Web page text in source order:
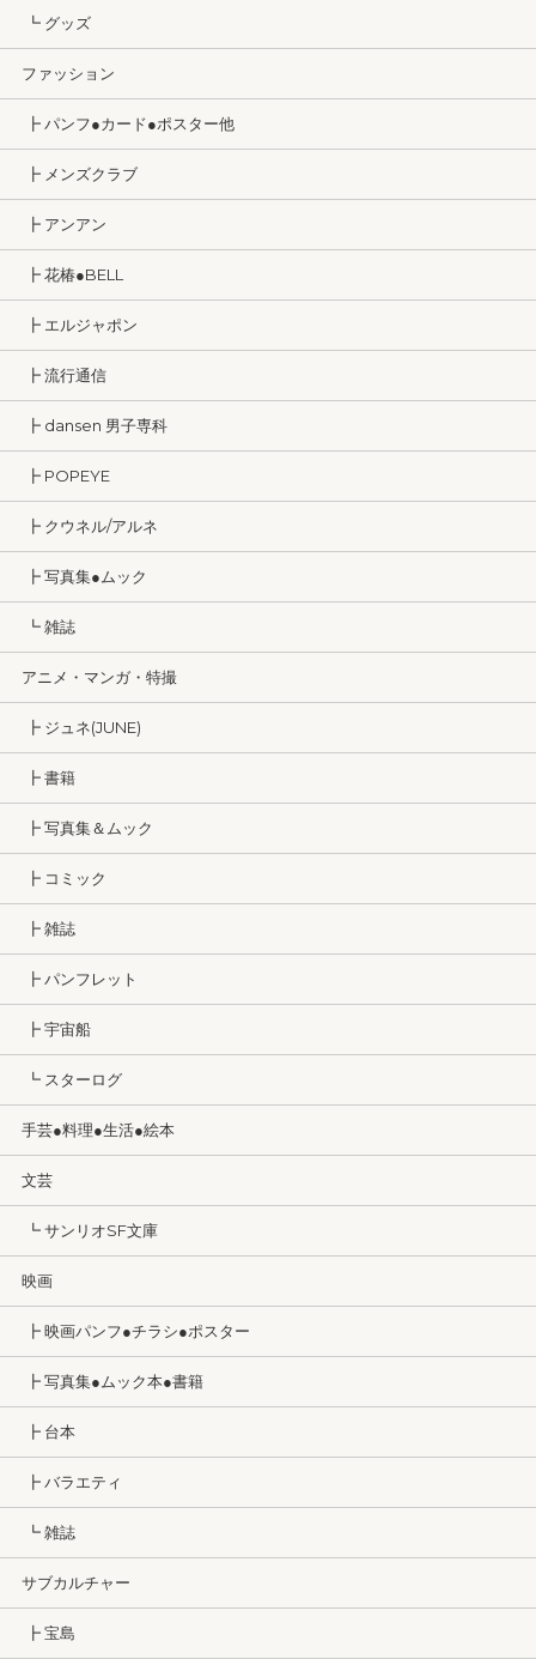
┗ グッズ
ファッション
┣ パンフ●カード●ポスター他
┣ メンズクラブ
┣ アンアン
┣ 花椿●BELL
┣ エルジャポン
┣ 流行通信
┣ dansen 男子専科
┣ POPEYE
┣ クウネル/アルネ
┣ 写真集●ムック
┗ 雑誌
アニメ・マンガ・特撮
┣ ジュネ(JUNE)
┣ 書籍
┣ 写真集＆ムック
┣ コミック
┣ 雑誌
┣ パンフレット
┣ 宇宙船
┗ スターログ
手芸●料理●生活●絵本
文芸
┗ サンリオSF文庫
映画
┣ 映画パンフ●チラシ●ポスター
┣ 写真集●ムック本●書籍
┣ 台本
┣ バラエティ
┗ 雑誌
サブカルチャー
┣ 宝島